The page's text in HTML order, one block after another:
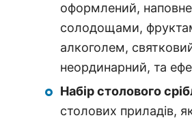
оформлений,
солодощами,
алкоголем,
неординарний, та
Набір столового
столових приладів,